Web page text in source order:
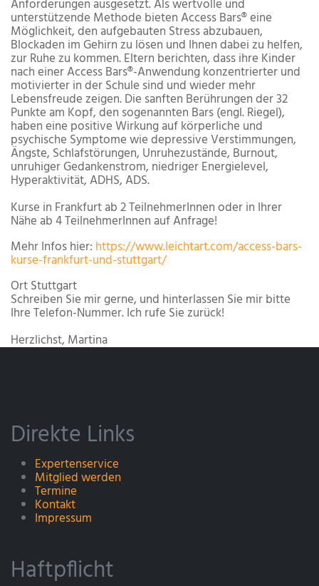
Anforderungen ausgesetzt. Als wertvolle und
unterstützende Methode bieten Access Bars® eine
Möglichkeit, den aufgebauten Stress abzubauen,
Blockaden im Gehirn zu lösen und Ihnen dabei zu helfen,
zur Ruhe zu kommen. Eltern berichten, dass ihre Kinder
nach einer Access Bars®-Anwendung konzentrierter und
motivierter in der Schule sind und wieder mehr
Lebensfreude zeigen. Die sanften Berührungen der 32
Punkte am Kopf, den sogenannten Bars (engl. Riegel),
haben eine positive Wirkung auf körperliche und
psychische Symptome wie depressive Verstimmungen,
Ängste, Schlafstörungen, Unruhezustände, Burnout,
unruhiger Gedankenstrom, niedriger Energielevel,
Hyperaktivität, ADHS, ADS.
Kurse in Frankfurt ab 2 TeilnehmerInnen oder in Ihrer
Nähe ab 4 TeilnehmerInnen auf Anfrage!
Mehr Infos hier: https://www.leichtart.com/access-bars-
kurse-frankfurt-und-stuttgart/
OrtStuttgart
Schreiben Sie mir gerne, und hinterlassen Sie mir bitte
Ihre Telefon-Nummer. Ich rufe Sie zurück!
Herzlichst, Martina
Direkte Links
Expertenservice
Mitglied werden
Termine
Kontakt
Impressum
Haftpflicht